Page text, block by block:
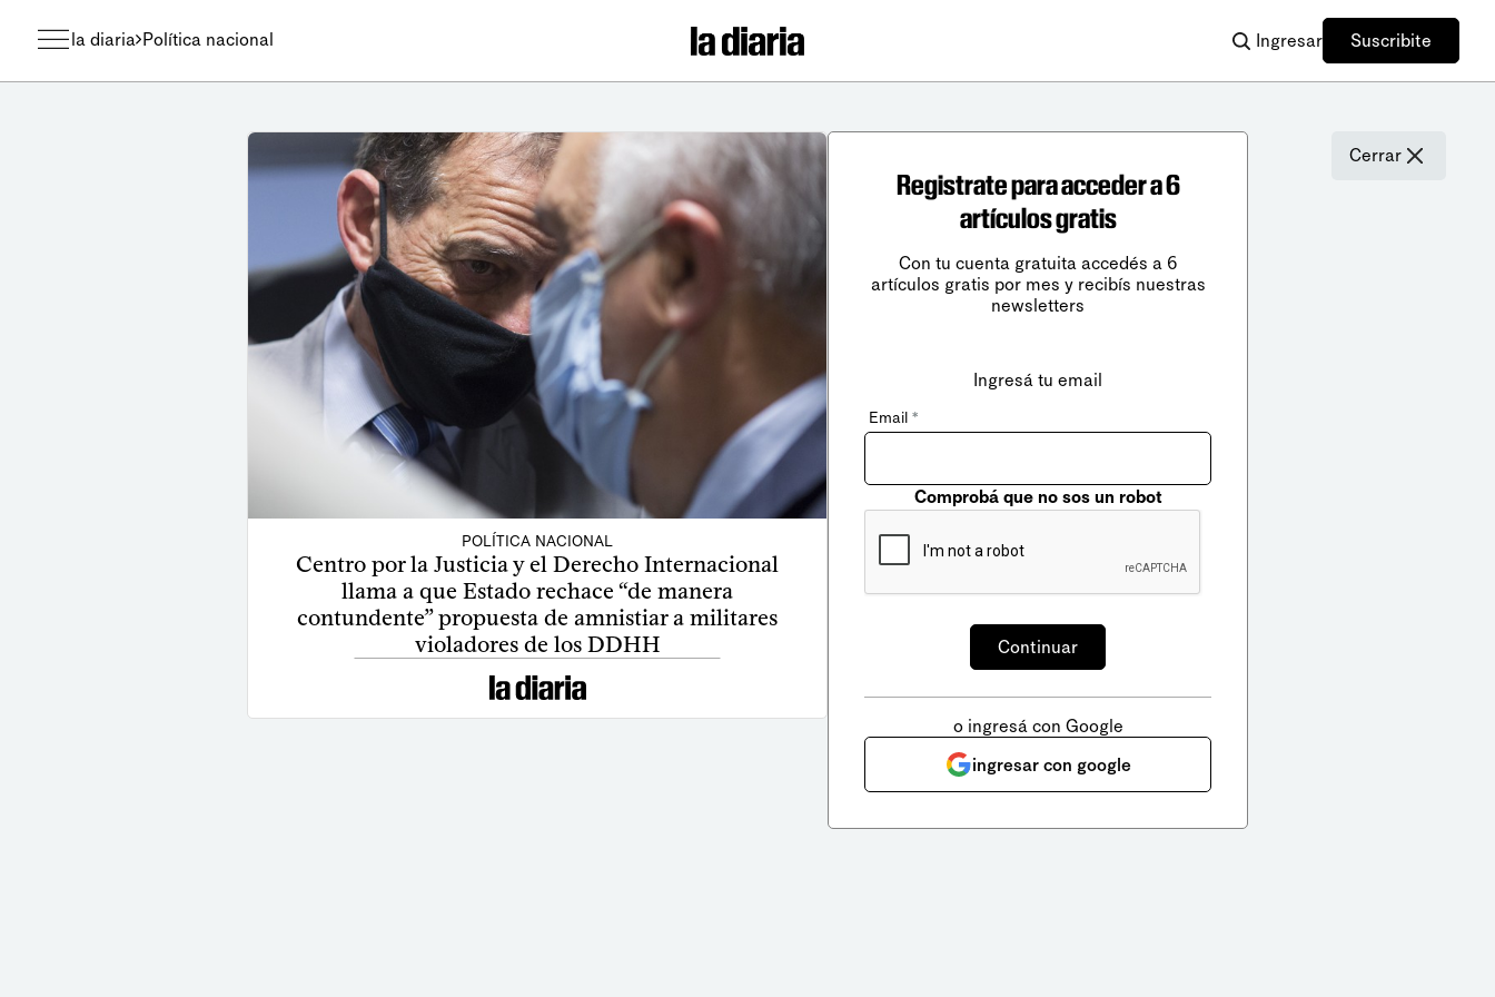
la diaria Política nacional Ingresar Suscribite
POLÍTICA NACIONAL
Centro por la Justicia y el Derecho Internacional
llama a que Estado rechace “de manera
contundente” propuesta de amnistiar a militares
violadores de los DDHH
Cerrar
Registrate para acceder a 6
artículos gratis
Con tu cuenta gratuita accedés a 6
artículos gratis por mes y recibís nuestras
newsletters
Ingresá tu email
Email *
Comprobá que no sos un robot
o ingresá con Google
ingresar con google